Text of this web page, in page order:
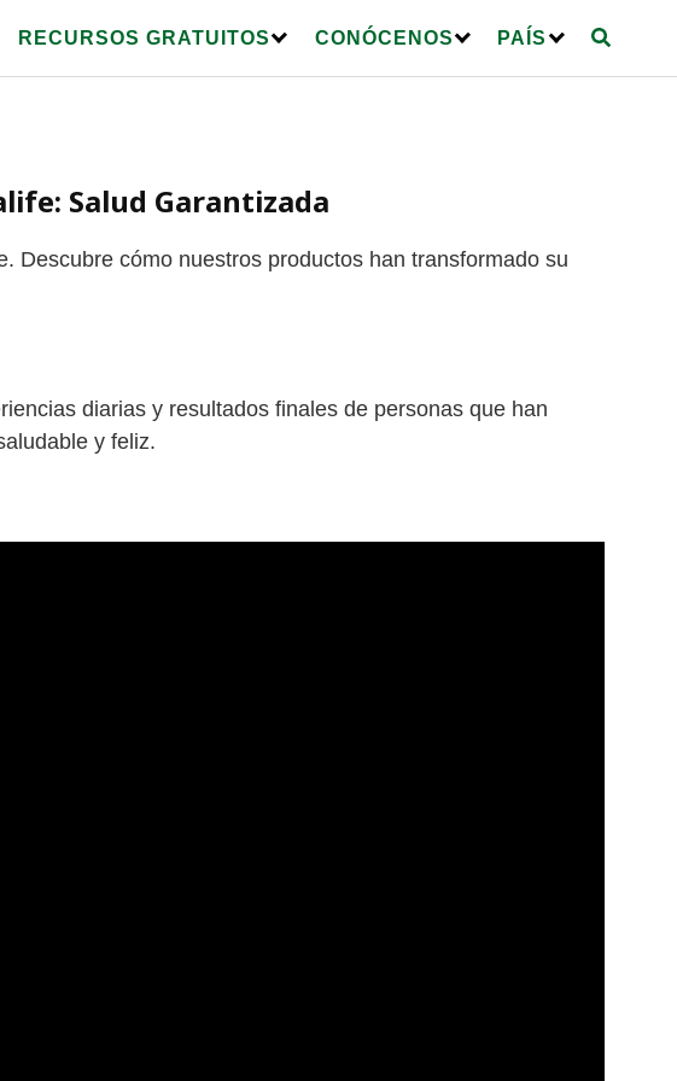
RECURSOS GRATUITOS CONÓCENOS PAÍS
Salud Garantizada
Descubre cómo nuestros productos han transformado su
diarias y resultados finales de personas que han
y feliz.